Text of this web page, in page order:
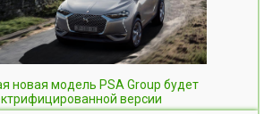
новая модель PSA Group будет
версии